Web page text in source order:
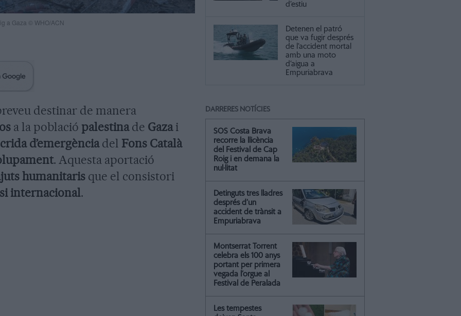
a Gaza © WHO/ACN
destinar de manera
a la població palestinade Gazai
crida d’emergènciadel Fons Català
. Aquesta aportació
humanitaris que el consistori
internacional.
d’estiu
Detenen el patró
que va fugir després
de l’accident mortal
amb una moto
d’aigua a
Empuriabrava
DARRERES NOTÍCIES
SOS Costa Brava
recorre la llicència
del Festival de Cap
Roig i en demana la
nul·litat
Detinguts tres lladres
després d’un
accident de trànsit a
Empuriabrava
Montserrat Torrent
celebra els 100 anys
portant per primera
vegada l’orgue al
Festival de Peralada
Les tempestes